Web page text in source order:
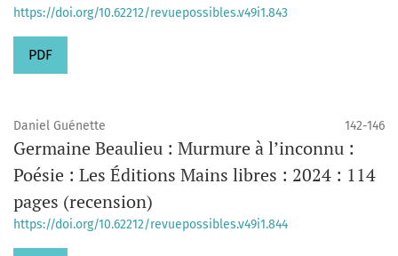
https://doi.org/10.62212/revuepossibles.v49i1.843
PDF
Daniel Guénette 142-146
Germaine Beaulieu : Murmure à l’inconnu :
Poésie : Les Éditions Mains libres : 2024 : 114
pages (recension)
https://doi.org/10.62212/revuepossibles.v49i1.844